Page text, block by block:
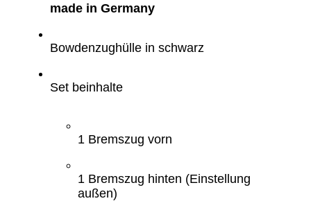
made in Germany
Bowdenzughülle in schwarz
Set beinhalte
1 Bremszug vorn
1 Bremszug hinten (Einstellung
außen)